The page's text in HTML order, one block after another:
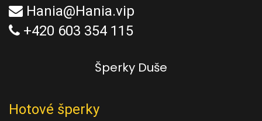
Hania@Hania.vip
+420 603 354 115
Šperky Duše
Hotové šperky